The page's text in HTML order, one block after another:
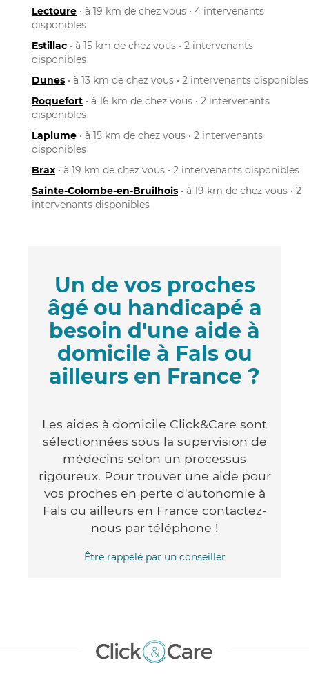
Lectoure • à 19 km de chez vous • 4 intervenants
disponibles
Estillac • à 15 km de chez vous • 2 intervenants
disponibles
Dunes • à 13 km de chez vous • 2 intervenants disponibles
Roquefort • à 16 km de chez vous • 2 intervenants
disponibles
Laplume • à 15 km de chez vous • 2 intervenants
disponibles
Brax • à 19 km de chez vous • 2 intervenants disponibles
Sainte-Colombe-en-Bruilhois • à 19 km de chez vous • 2
intervenants disponibles
Un de vos proches
âgé ou handicapé a
besoin d'une aide à
domicile à Fals ou
ailleurs en France ?
Les aides à domicile Click&Care sont
sélectionnées sous la supervision de
médecins selon un processus
rigoureux. Pour trouver une aide pour
vos proches en perte d'autonomie à
Fals ou ailleurs en France contactez-
nous par téléphone !
Être rappelé par un conseiller